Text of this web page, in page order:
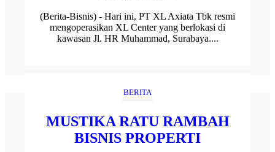
(Berita-Bisnis) - Hari ini, PT XL Axiata Tbk resmi
mengoperasikan XL Center yang berlokasi di
kawasan Jl. HR Muhammad, Surabaya....
BERITA
MUSTIKA RATU RAMBAH
BISNIS PROPERTI